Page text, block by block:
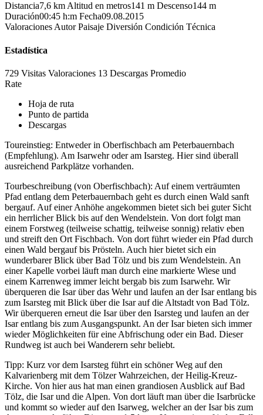
Distancia7,6 km Altitud en metros141 m Descenso144 m
Duración00:45 h:m Fecha09.08.2015
Valoraciones Autor Paisaje Diversión Condición Técnica
Estadística
729 Visitas Valoraciones 13 Descargas Promedio
Rate
Hoja de ruta
Punto de partida
Descargas
Toureinstieg: Entweder in Oberfischbach am Peterbauernbach
(Empfehlung). Am Isarwehr oder am Isarsteg. Hier sind überall
ausreichend Parkplätze vorhanden.
Tourbeschreibung (von Oberfischbach): Auf einem verträumten
Pfad entlang dem Peterbauernbach geht es durch einen Wald sanft
bergauf. Auf einer Anhöhe angekommen bietet sich bei guter Sicht
ein herrlicher Blick bis auf den Wendelstein. Von dort folgt man
einem Forstweg (teilweise schattig, teilweise sonnig) relativ eben
und streift den Ort Fischbach. Von dort führt wieder ein Pfad durch
einen Wald bergauf bis Prösteln. Auch hier bietet sich ein
wunderbarer Blick über Bad Tölz und bis zum Wendelstein. An
einer Kapelle vorbei läuft man durch eine markierte Wiese und
einem Karrenweg immer leicht bergab bis zum Isarwehr. Wir
überqueren die Isar über das Wehr und laufen an der Isar entlang bis
zum Isarsteg mit Blick über die Isar auf die Altstadt von Bad Tölz.
Wir überqueren erneut die Isar über den Isarsteg und laufen an der
Isar entlang bis zum Ausgangspunkt. An der Isar bieten sich immer
wieder Möglichkeiten für eine Abfrischung oder ein Bad. Dieser
Rundweg ist auch bei Wanderern sehr beliebt.
Tipp: Kurz vor dem Isarsteg führt ein schöner Weg auf den
Kalvarienberg mit dem Tölzer Wahrzeichen, der Heilig-Kreuz-
Kirche. Von hier aus hat man einen grandiosen Ausblick auf Bad
Tölz, die Isar und die Alpen. Von dort läuft man über die Isarbrücke
und kommt so wieder auf den Isarweg, welcher an der Isar bis zum